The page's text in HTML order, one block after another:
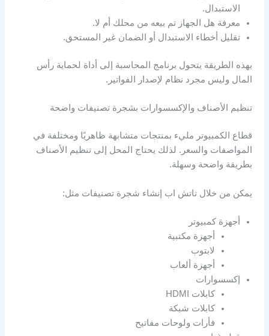
الاستبدال.
معرفة هل الجهاز تم بيعه من محلك أم لا.
تقليل أخطاء الاستبدال أو الضمان غير المستحق.
بهذه الطريقة يتحول برنامج المحاسبة إلى أداة لحماية رأس
المال وليس مجرد نظام لإصدار الفواتير.
تنظيم الأصناف والإكسسوارات بشجرة تصنيفات واضحة
قطاع الكمبيوتر مليء بمنتجات متشابهة ظاهريًا ومختلفة في
المواصفات والسعر. لذلك يحتاج المحل إلى تنظيم الأصناف
بطريقة واضحة وسهلة.
يمكن من خلال تاتش اب إنشاء شجرة تصنيفات مثل:
أجهزة كمبيوتر
أجهزة مكتبية
لابتوب
أجهزة ألعاب
إكسسوارات
كابلات HDMI
كابلات شبكة
فأرات ولوحات مفاتيح